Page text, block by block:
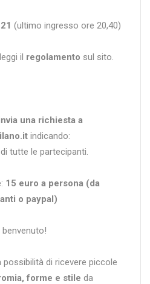
(ultimo ingresso ore 20,40)
il regolamento sul sito.
una richiesta a
indicando:
tutte le partecipanti.
15 euro a persona (da
o paypal)
possibilità di ricevere piccole
forme e stile da